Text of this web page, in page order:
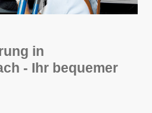
in
- Ihr bequemer